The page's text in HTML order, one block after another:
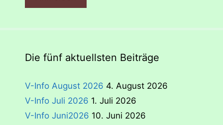
Die fünf aktuellsten Beiträge
V-Info August 2026 4. August 2026
V-Info Juli 2026 1. Juli 2026
V-Info Juni2026 10. Juni 2026